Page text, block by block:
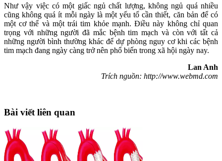
Như vậy việc có một giấc ngủ chất lượng, không ngủ quá nhiều
cũng không quá ít mỗi ngày là một yếu tố cần thiết, căn bản để có
một cơ thể và một trái tim khỏe mạnh. Điều này không chỉ quan
trọng với những người đã mắc bệnh tim mạch và còn với tất cả
những người bình thường khác để dự phòng nguy cơ khi các bệnh
tim mạch đang ngày càng trở nên phổ biến trong xã hội ngày nay.
Lan Anh
Trích nguồn: http://www.webmd.com
Bài viết liên quan